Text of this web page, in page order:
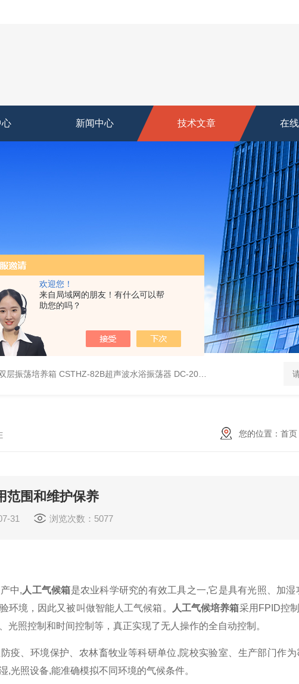
欢迎您！
来自局域网的朋友！有什么可以帮
助您的吗？
心 新闻中心 技术文章 在
层振荡培养箱 CSTHZ-82B超声波水浴振荡器 DC-20L低温恒温水浴 HY-100L
您的位置： 首页
范围和维护保养
07-31 浏览次数：5077
中, 人工气候箱是农业科学研究的有效工具之一,它是具有光照、加
环境，因此又被叫做智能人工气候箱。
人工气候培养箱采用FPID控
光照控制和时间控制等，真正实现了无人操作的全自动控制。
疫、环境保护、农林畜牧业等科研单位,院校实验室、生产部门作
,光照设备,能准确模拟不同环境的气候条件。